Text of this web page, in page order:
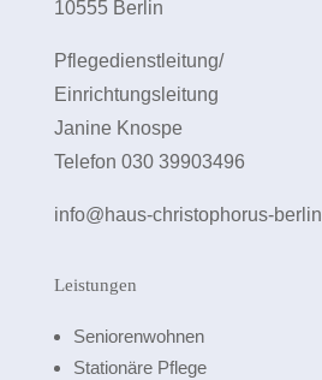
10555 Berlin
Pflegedienstleitung/
Einrichtungsleitung
Janine Knospe
Telefon 030 39903496
info@haus-christophorus-
Leistungen
Seniorenwohnen
Stationäre Pflege